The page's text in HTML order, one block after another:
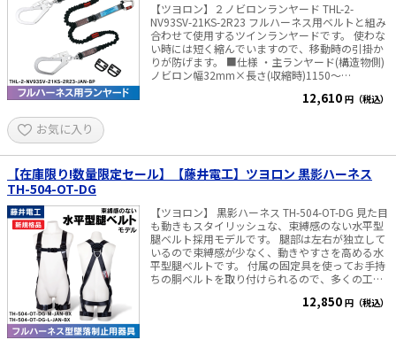
【ツヨロン】２ノビロンランヤード THL-2-
NV93SV-21KS-2R23 フルハーネス用ベルトと組み
合わせて使用するツインランヤードです。 使わな
い時には短く縮んでいますので、移動時の引掛か
りが防げます。 ■仕様 ・主ランヤード(構造物側)
ノビロン幅32mm×長さ(収縮時)1150～
・重さ：約1,280g
12,610 円（税込）
お気に入り
【在庫限り!数量限定セール】【藤井電工】ツヨロン 黒影ハーネス
TH-504-OT-DG
【ツヨロン】 黒影ハーネス TH-504-OT-DG 見た目
も動きもスタイリッシュな、束縛感のない水平型
腿ベルト採用モデルです。 腿部は左右が独立して
いるので束縛感が少なく、動きやすさを高める水
平型腿ベルトです。 付属の固定具を使ってお手持
ちの胴ベルトを取り付けられるので、多くの工具
平型なので、ニッカポッカでも締め付けがなく、
12,850 円（税込）